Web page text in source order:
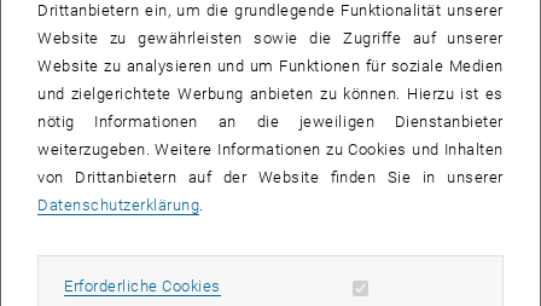
1/2 Bilder
Unter den Nominierten in der Kategorie
„Schon die Nominierung war eine große Ehre. Dann auch noch als
Drittanbietern ein, um die grundlegende Funktionalität unserer
Website zu gewährleisten sowie die Zugriffe auf unserer
Website zu analysieren und um Funktionen für soziale Medien
und zielgerichtete Werbung anbieten zu können. Hierzu ist es
nötig Informationen an die jeweiligen Dienstanbieter
weiterzugeben. Weitere Informationen zu Cookies und Inhalten
von Drittanbietern auf der Website finden Sie in unserer
Datenschutzerklärung.
Erforderliche Cookies Erforderliche Cookies zulassen